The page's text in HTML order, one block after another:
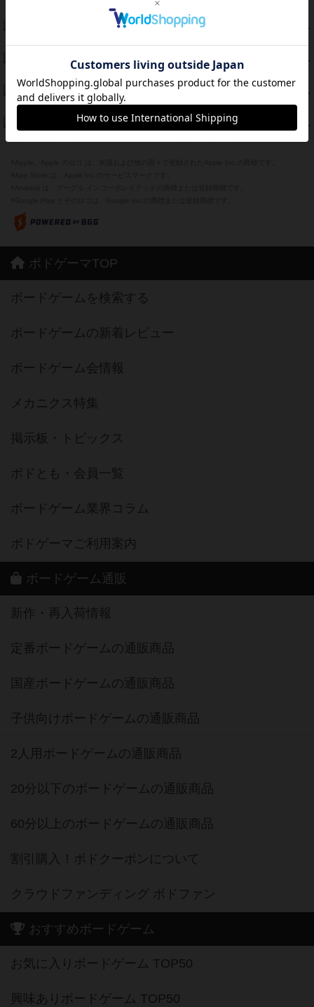
PT
モズビ－ズ・レイダ－ズ
PT
紹介文あり 1件の投稿
PT
ブレーキング・アウェイ
紹介文あり 4件の投稿
71 PT
ザ・フラッド
ボドゲーマTOP
ボードゲームを検索する
ボードゲームの新着レビュー
ボードゲーム会情報
メカニクス特集
掲示板・トピックス
ボドとも・会員一覧
ボードゲーム業界コラム
ボドゲーマご利用案内
ボードゲーム通販
新作・再入荷情報
定番ボードゲームの通販商品
国産ボードゲームの通販商品
子供向けボードゲームの通販商品
2人用ボードゲームの通販商品
20分以下のボードゲームの通販商品
60分以上のボードゲームの通販商品
割引購入！ボドクーポンについて
クラウドファンディング ボドファン
おすすめボードゲーム
お気に入りボードゲーム TOP50
興味ありボードゲーム TOP50